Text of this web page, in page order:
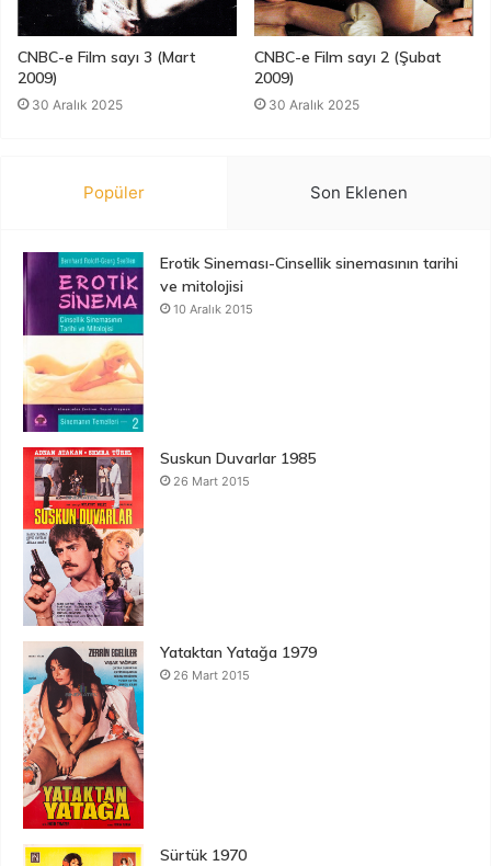
CNBC-e Film sayı 3 (Mart
2009)
30 Aralık 2025
CNBC-e Film sayı 2 (Şubat
2009)
30 Aralık 2025
Popüler Son Eklenen
Erotik Sineması-Cinsellik sinemasının tarihi
ve mitolojisi
10 Aralık 2015
Suskun Duvarlar 1985
26 Mart 2015
Yataktan Yatağa 1979
26 Mart 2015
Sürtük 1970